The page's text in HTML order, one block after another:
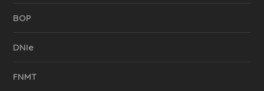
BOP
DNIe
FNMT